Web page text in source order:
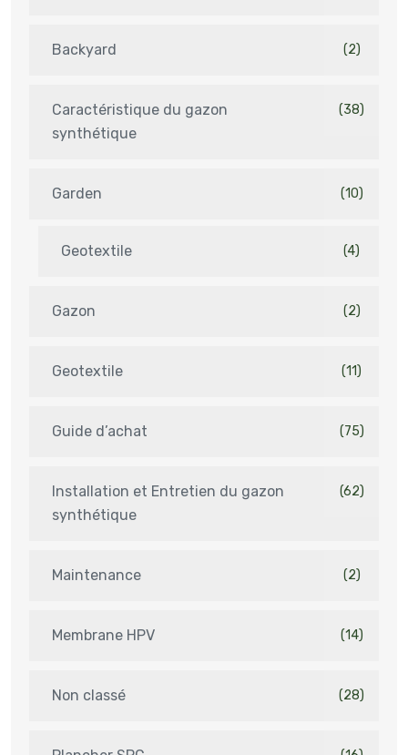
Backyard (2)
Caractéristique du gazon
synthétique
(38)
Garden (10)
Geotextile (4)
Gazon (2)
Geotextile (11)
Guide d’achat (75)
Installation et Entretien du gazon
synthétique
(62)
Maintenance (2)
Membrane HPV (14)
Non classé (28)